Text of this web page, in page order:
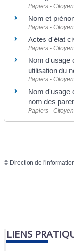
Papiers -
Nom et
Papiers -
Actes d'état
Papiers -
Nom d'usage
utilisation du
Papiers -
Nom d'usage
nom des
Papiers -
© Direction de
LIENS